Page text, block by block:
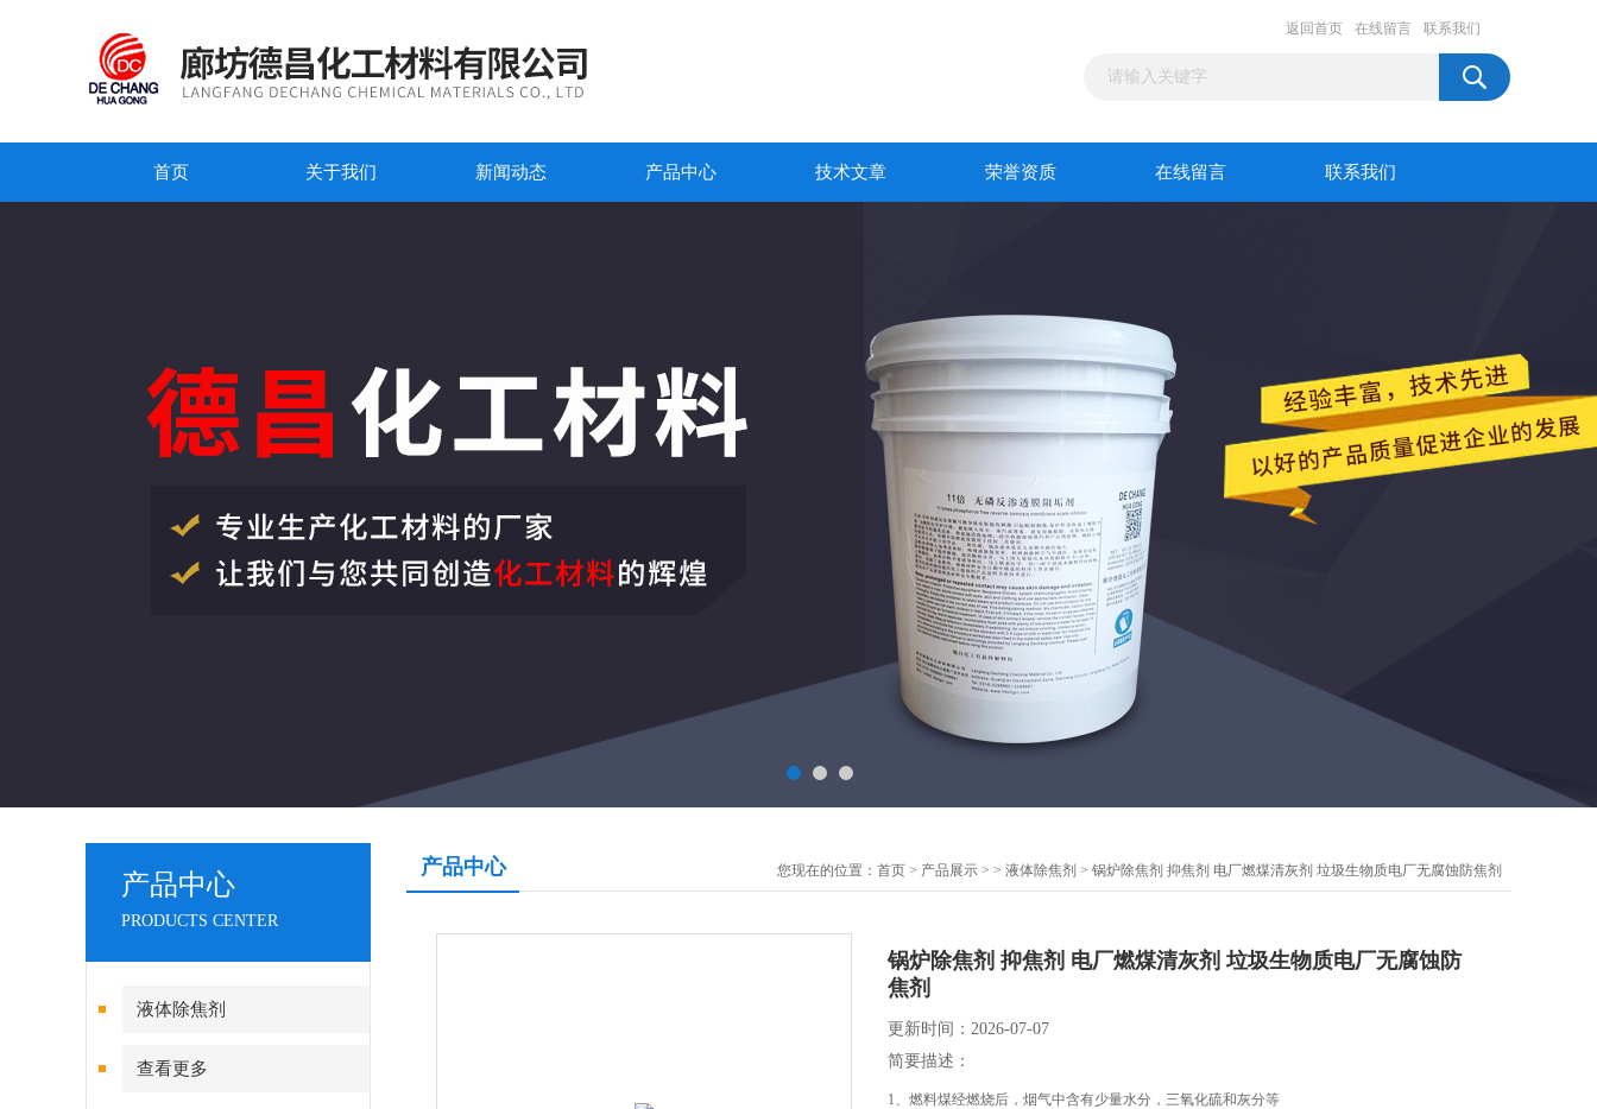
返回首页 在线留言 联系我们
首页 关于我们 新闻动态 产品中心 技术文章 荣誉资质 在线留言 联系我们
产品中心
PRODUCTS CENTER
液体除焦剂
查看更多
产品中心 您现在的位置： 首页 > 产品展示 > > 液体除焦剂 > 锅炉除焦剂 抑焦剂 电厂燃煤清灰剂 垃圾生物质电厂无腐蚀防焦剂
锅炉除焦剂 抑焦剂 电厂燃煤清灰剂 垃圾生物质电厂无腐蚀防
焦剂
更新时间：2026-07-07
简要描述：
1、燃料煤经燃烧后，烟气中含有少量水分，三氧化硫和灰分等